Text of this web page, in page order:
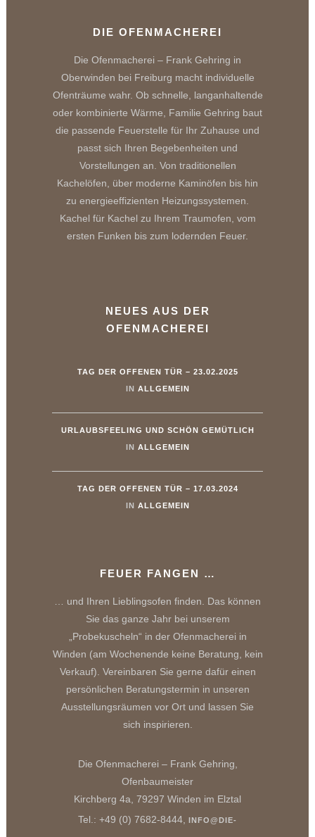
DIE OFENMACHEREI
Die Ofenmacherei – Frank Gehring in
Oberwinden bei Freiburg macht individuelle
Ofenträume wahr. Ob schnelle, langanhaltende
oder kombinierte Wärme, Familie Gehring baut
die passende Feuerstelle für Ihr Zuhause und
passt sich Ihren Begebenheiten und
Vorstellungen an. Von traditionellen
Kachelöfen, über moderne Kaminöfen bis hin
zu energieeffizienten Heizungssystemen.
Kachel für Kachel zu Ihrem Traumofen, vom
ersten Funken bis zum lodernden Feuer.
NEUES AUS DER
OFENMACHEREI
TAG DER OFFENEN TÜR – 23.02.2025
IN ALLGEMEIN
URLAUBSFEELING UND SCHÖN GEMÜTLICH
IN ALLGEMEIN
TAG DER OFFENEN TÜR – 17.03.2024
IN ALLGEMEIN
FEUER FANGEN …
… und Ihren Lieblingsofen finden. Das können
Sie das ganze Jahr bei unserem
„Probekuscheln“ in der Ofenmacherei in
Winden (am Wochenende keine Beratung, kein
Verkauf). Vereinbaren Sie gerne dafür einen
persönlichen Beratungstermin in unseren
Ausstellungsräumen vor Ort und lassen Sie
sich inspirieren.
Die Ofenmacherei – Frank Gehring,
Ofenbaumeister
Kirchberg 4a, 79297 Winden im Elztal
Tel.: +49 (0) 7682-8444,
INFO@DIE-